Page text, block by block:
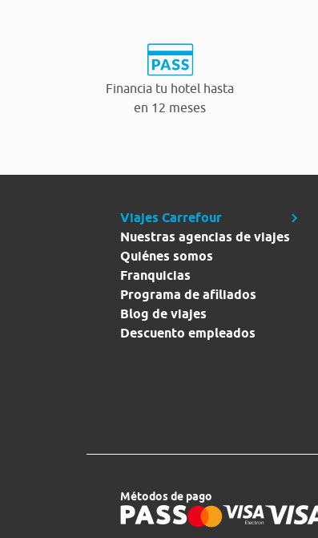
Financia tu hotel hasta
en 12 meses
Viajes Carrefour
Nuestras agencias de viajes
Quiénes somos
Franquicias
Programa de afiliados
Blog de viajes
Descuento empleados
Métodos de pago